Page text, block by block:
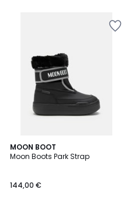
MOON BOOT
Moon Boots Park Strap
144,00 €